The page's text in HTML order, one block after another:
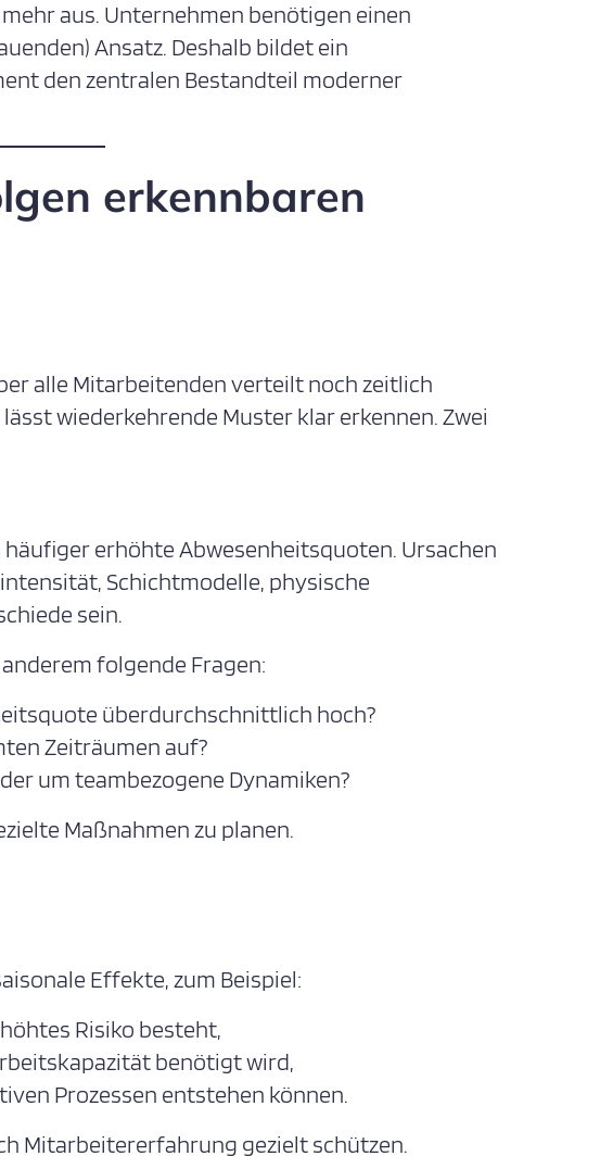
aus. Unternehmen benötigen einen
Ansatz. Deshalb bildet ein
den zentralen Bestandteil moderner
erkennbaren
alle Mitarbeitenden verteilt noch zeitlich
wiederkehrende Muster klar erkennen. Zwei
erhöhte Abwesenheitsquoten. Ursachen
Schichtmodelle, physische
sein.
folgende Fragen:
überdurchschnittlich hoch?
Zeiträumen auf?
um teambezogene Dynamiken?
Maßnahmen zu planen.
Effekte, zum Beispiel:
Risiko besteht,
benötigt wird,
Prozessen entstehen können.
Mitarbeitererfahrung gezielt schützen.